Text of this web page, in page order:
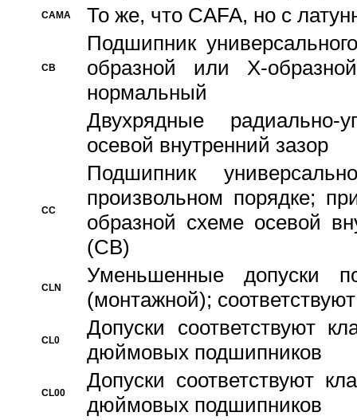
CAMA То же, что CAFA, но с
CB
Подшипник
образной или Х-
нормальный
Двухрядные радиально-
осевой внутренний зазор
CC
Подшипник
произвольном порядке;
образной схеме осевой
(CB)
CLN
Уменьшенные
(монтажной);
CL0
Допуски соответствуют
дюймовых подшипников
CL00
Допуски соответствуют
дюймовых подшипников